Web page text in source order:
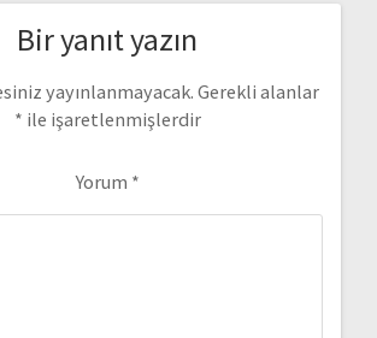
Bir yanıt yazın
yayınlanmayacak. Gerekli alanlar
* ile işaretlenmişlerdir
Yorum *